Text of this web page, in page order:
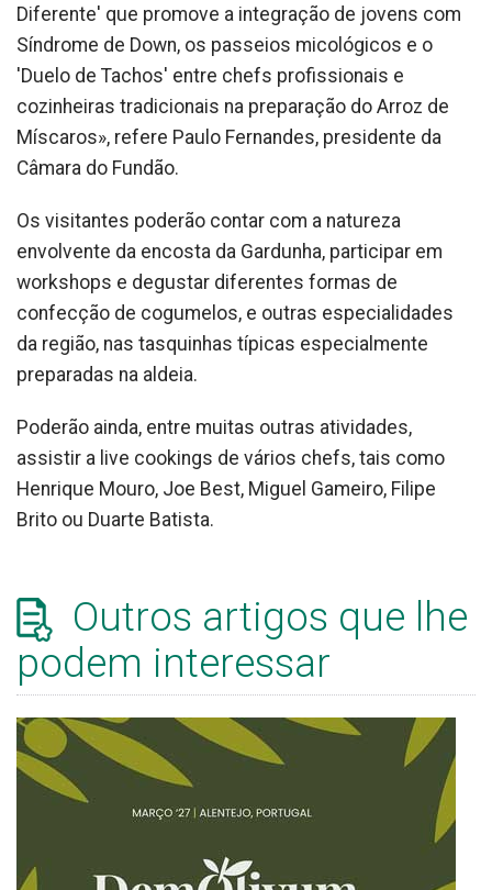
Diferente' que promove a integração de jovens com
Síndrome de Down, os passeios micológicos e o
'Duelo de Tachos' entre chefs profissionais e
cozinheiras tradicionais na preparação do Arroz de
Míscaros», refere Paulo Fernandes, presidente da
Câmara do Fundão.
Os visitantes poderão contar com a natureza
envolvente da encosta da Gardunha, participar em
workshops e degustar diferentes formas de
confecção de cogumelos, e outras especialidades
da região, nas tasquinhas típicas especialmente
preparadas na aldeia.
Poderão ainda, entre muitas outras atividades,
assistir a live cookings de vários chefs, tais como
Henrique Mouro, Joe Best, Miguel Gameiro, Filipe
Brito ou Duarte Batista.
Outros artigos que lhe
podem interessar